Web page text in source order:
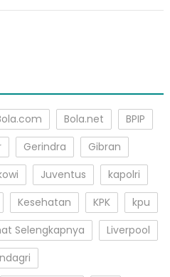
Bola.net
BPIP
Gerindra
Gibran
Juventus
kapolri
Kesehatan KPK
kpu
Selengkapnya
Liverpool